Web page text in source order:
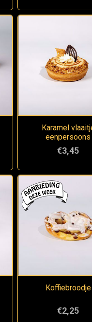
Karamel
eenpersoons
€3,45
Koffiebroodje
€2,25